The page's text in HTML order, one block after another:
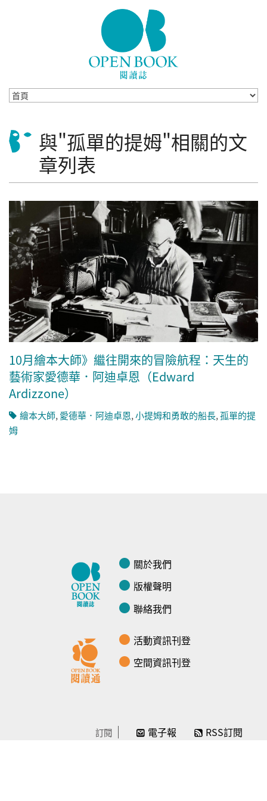
與"孤單的提姆"相關的文
章列表
10月繪本大師》繼往開來的冒險航程：天生的
藝術家愛德華．阿迪卓恩（Edward
Ardizzone）
繪本大師,愛德華．阿迪卓恩,小提姆和勇敢的船長,孤單的提
姆
關於我們
版權聲明
聯絡我們
活動資訊刊登
空間資訊刊登
訂閱 電子報 RSS訂閱